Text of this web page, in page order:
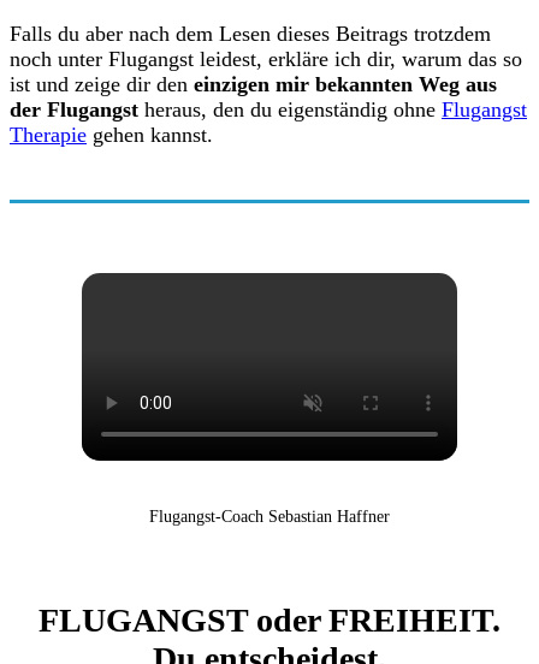
Falls du aber nach dem Lesen dieses Beitrags trotzdem
noch unter Flugangst leidest, erkläre ich dir, warum das so
ist und zeige dir den einzigen mir bekannten Weg aus
der Flugangst heraus, den du eigenständig ohne Flugangst
Therapie gehen kannst.
Flugangst-Coach Sebastian Haffner
FLUGANGST oder FREIHEIT.